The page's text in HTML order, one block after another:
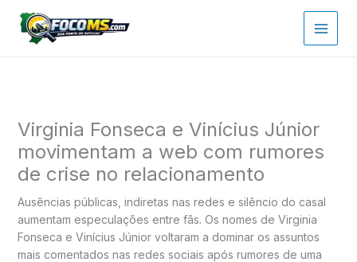
para
Virginia Fonseca e Vinícius Júnior
movimentam a web com rumores
de crise no relacionamento
Ausências públicas, indiretas nas redes e silêncio do casal
aumentam especulações entre fãs. Os nomes de Virginia
Fonseca e Vinícius Júnior voltaram a dominar os assuntos
mais comentados nas redes sociais após rumores de uma